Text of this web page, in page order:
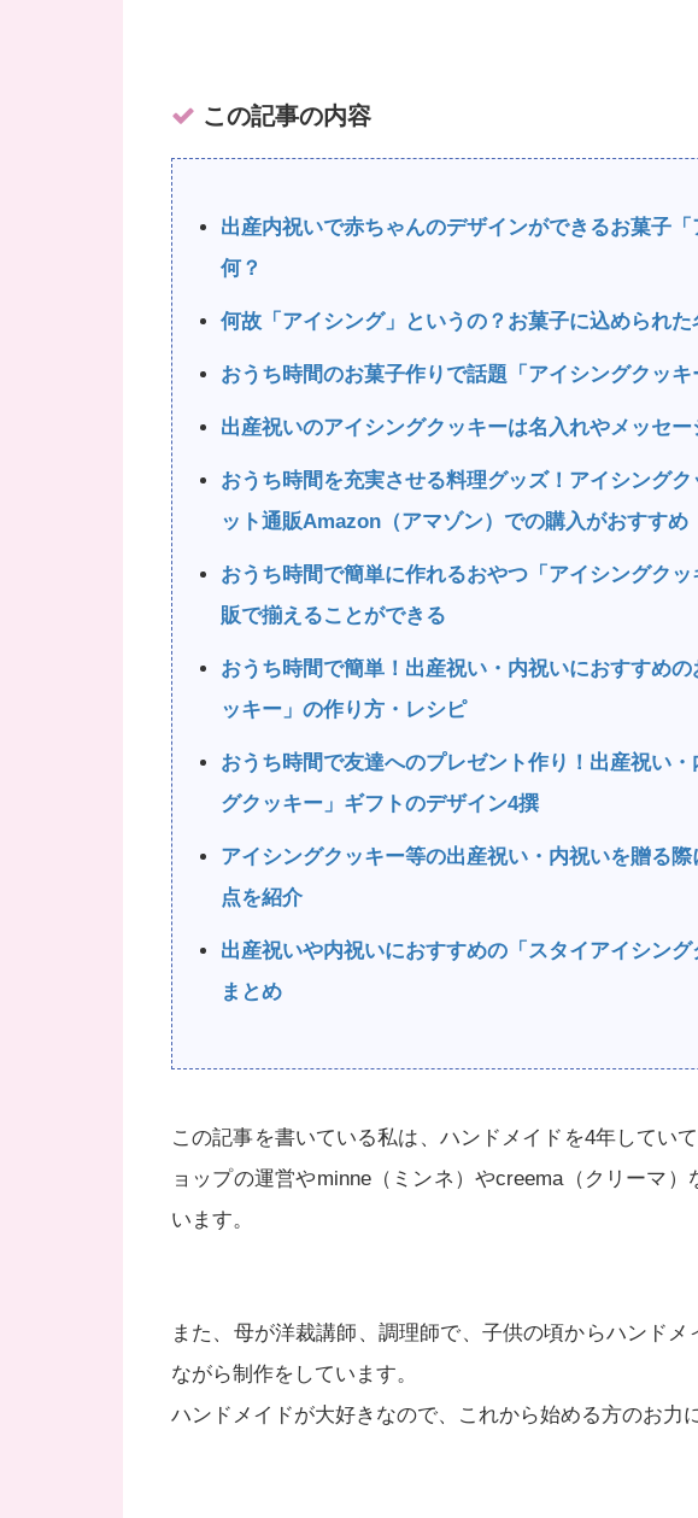
この記事の内容
出産内祝いで赤ちゃんのデザインができるお菓子
何？
何故「アイシング」というの？お菓子に込められ
おうち時間のお菓子作りで話題「アイシングクッ
出産祝いのアイシングクッキーは名入れやメッセ
おうち時間を充実させる料理グッズ！アイシング
ット通販Amazon（アマゾン）での購入がおすすめ
おうち時間で簡単に作れるおやつ「アイシングク
販で揃えることができる
おうち時間で簡単！出産祝い・内祝いにおすすめ
ッキー」の作り方・レシピ
おうち時間で友達へのプレゼント作り！出産祝い
グクッキー」ギフトのデザイン4撰
アイシングクッキー等の出産祝い・内祝いを贈る
点を紹介
出産祝いや内祝いにおすすめの「スタイアイシン
まとめ
この記事を書いている私は、ハンドメイドを4年してい
ョップの運営やminne（ミンネ）やcreema（クリーマ
います。
また、母が洋裁講師、調理師で、子供の頃からハンド
ながら制作をしています。
ハンドメイドが大好きなので、これから始める方のお力